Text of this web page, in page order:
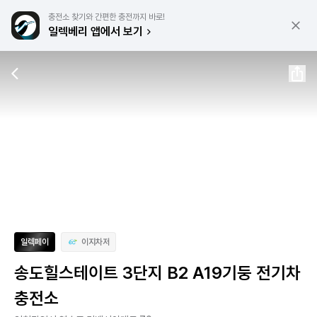
충전소 찾기와 간편한 충전까지 바로!
일렉베리 앱에서 보기
일렉페이 이지차저
송도힐스테이트 3단지 B2 A19기둥 전기차
충전소